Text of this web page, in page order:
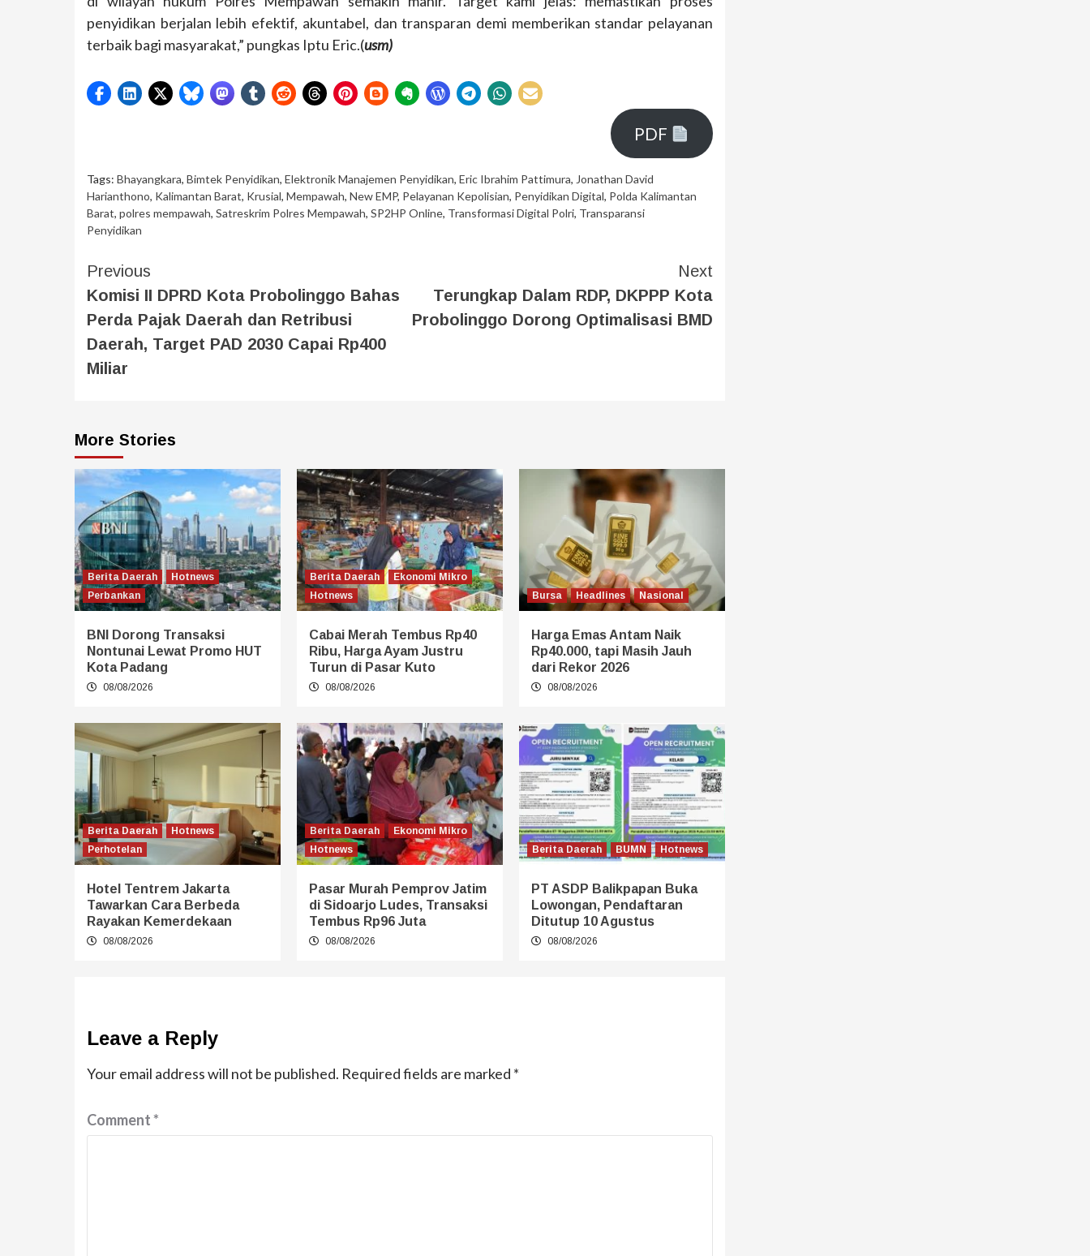
penyidikan berjalan lebih efektif, akuntabel, dan transparan demi memberikan standar pelayanan
terbaik bagi masyarakat,” pungkas Iptu Eric.(usm)
PDF
Tags: Bhayangkara, Bimtek Penyidikan, Elektronik Manajemen Penyidikan, Eric Ibrahim Pattimura, Jonathan David
Harianthono, Kalimantan Barat, Krusial, Mempawah, New EMP, Pelayanan Kepolisian, Penyidikan Digital, Polda Kalimantan
Barat, polres mempawah, Satreskrim Polres Mempawah, SP2HP Online, Transformasi Digital Polri, Transparansi
Penyidikan
Previous
Komisi II DPRD Kota Probolinggo Bahas
Perda Pajak Daerah dan Retribusi
Daerah, Target PAD 2030 Capai Rp400
Miliar
Next
Terungkap Dalam RDP, DKPPP Kota
Probolinggo Dorong Optimalisasi BMD
More Stories
Berita Daerah
Hotnews
Perbankan
BNI Dorong Transaksi
Nontunai Lewat Promo HUT
Kota Padang
08/08/2026
Berita Daerah
Ekonomi Mikro
Hotnews
Cabai Merah Tembus Rp40
Ribu, Harga Ayam Justru
Turun di Pasar Kuto
08/08/2026
Bursa Headlines Nasional
Harga Emas Antam Naik
Rp40.000, tapi Masih Jauh
dari Rekor 2026
08/08/2026
Berita Daerah
Hotnews
Perhotelan
Hotel Tentrem Jakarta
Tawarkan Cara Berbeda
Rayakan Kemerdekaan
08/08/2026
Berita Daerah
Ekonomi Mikro
Hotnews
Pasar Murah Pemprov Jatim
di Sidoarjo Ludes, Transaksi
Tembus Rp96 Juta
08/08/2026
Berita Daerah BUMN Hotnews
PT ASDP Balikpapan Buka
Lowongan, Pendaftaran
Ditutup 10 Agustus
08/08/2026
Leave a Reply
Your email address will not be published. Required fields are marked *
Comment*